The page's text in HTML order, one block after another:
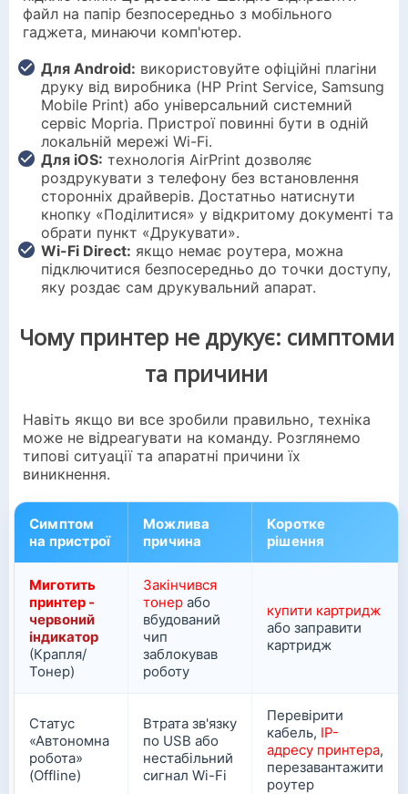
файл на папір безпосередньо з мобільного
гаджета, минаючи комп'ютер.
Для Android: використовуйте офіційні плагіни
друку від виробника (HP Print Service, Samsung
Mobile Print) або універсальний системний
сервіс Mopria. Пристрої повинні бути в одній
локальній мережі Wi-Fi.
Для iOS: технологія AirPrint дозволяє
роздрукувати з телефону без встановлення
сторонніх драйверів. Достатньо натиснути
кнопку «Поділитися» у відкритому документі та
обрати пункт «Друкувати».
Wi-Fi Direct: якщо немає роутера, можна
підключитися безпосередньо до точки доступу,
яку роздає сам друкувальний апарат.
Чому принтер не друкує: симптоми
та причини
Навіть якщо ви все зробили правильно, техніка
може не відреагувати на команду. Розглянемо
типові ситуації та апаратні причини їх
виникнення.
Симптом
на пристрої
Можлива
причина
Коротке
рішення
Миготить
принтер -
червоний
індикатор
(Крапля/
Тонер)
Закінчився
тонер або
вбудований
чип
заблокував
роботу
купити картридж
або заправити
картридж
Статус
«Автономна
робота»
(Offline)
Втрата зв'язку
по USB або
нестабільний
сигнал Wi-Fi
Перевірити
кабель, IP-
адресу принтера,
перезавантажити
роутер